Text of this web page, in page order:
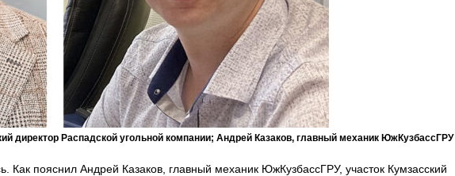
директор Распадской угольной компании; Андрей Казаков, главный механик ЮжКузбассГРУ
Как пояснил Андрей Казаков, главный механик ЮжКузбассГРУ, участок Кумзасский